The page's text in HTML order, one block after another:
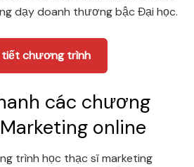
dạy doanh thương bậc Đại học.
tiết chương trình
các chương
online
trình học thạc sĩ marketing